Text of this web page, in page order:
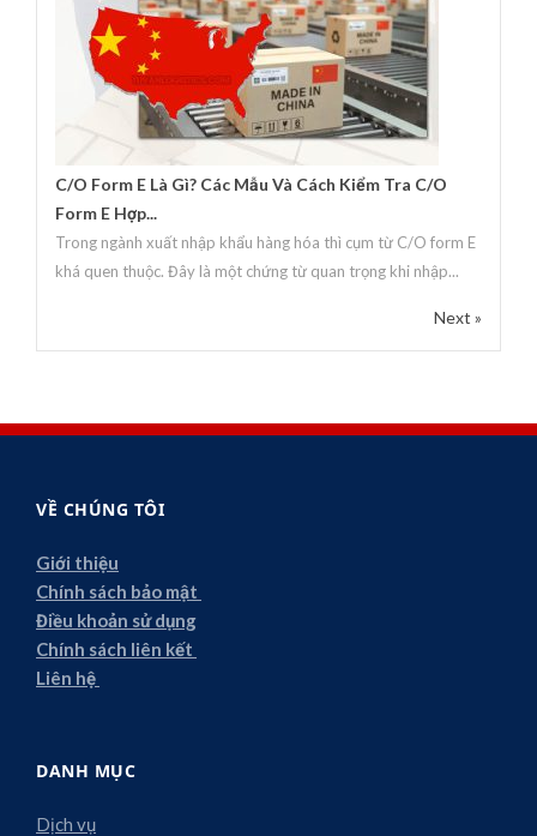
C/O Form E Là Gì? Các Mẫu Và Cách Kiểm Tra C/O
Form E Hợp...
Trong ngành xuất nhập khẩu hàng hóa thì cụm từ C/O form E
khá quen thuộc. Đây là một chứng từ quan trọng khi nhập...
Next »
VỀ CHÚNG TÔI
Giới thiệu
Chính sách bảo mật
Điều khoản sử dụng
Chính sách liên kết
Liên hệ
DANH MỤC
Dịch vụ